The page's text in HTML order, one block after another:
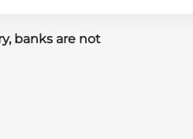
banks are not